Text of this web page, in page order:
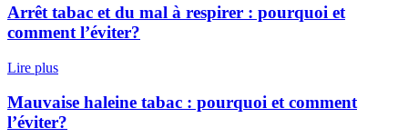
Arrêt tabac et du mal à respirer : pourquoi et
comment l’éviter?
Lire plus
Mauvaise haleine tabac : pourquoi et comment
l’éviter?